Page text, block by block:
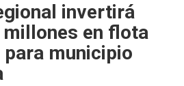
invertirá
en flota
municipio